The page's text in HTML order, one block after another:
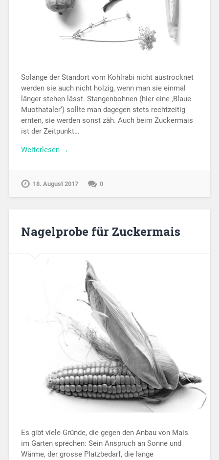
Solange der Standort vom Kohlrabi nicht austrocknet
werden sie auch nicht holzig, wenn man sie einmal
länger stehen lässt. Stangenbohnen (hier eine ‚Blaue
Muothataler‘) sollte man dagegen stets rechtzeitig
ernten, sie werden sonst zäh. Auch beim Zuckermais
ist der Zeitpunkt…
Weiterlesen →
18. August 2017 0
Nagelprobe für Zuckermais
Es gibt viele Gründe, die gegen den Anbau von Mais
im Garten sprechen: Sein Anspruch an Sonne und
Wärme, der grosse Platzbedarf, die lange